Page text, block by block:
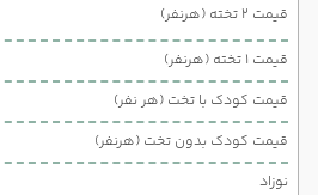
قیمت 2 تخته (هرنفر)
قیمت 1 تخته (هرنفر)
قیمت کودک با تخت (هر نفر)
قیمت کودک بدون تخت (هرنفر)
نوزاد